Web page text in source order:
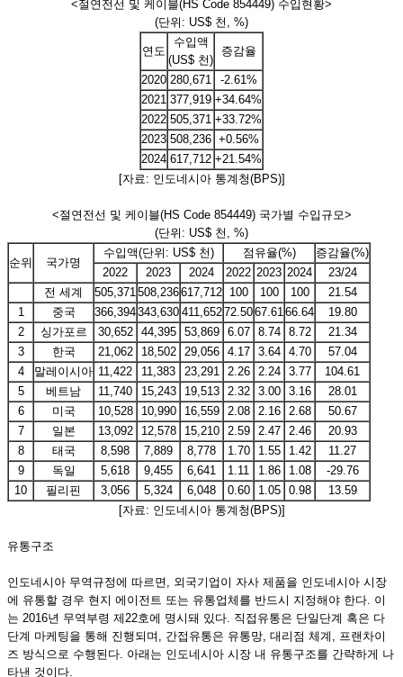
<절연전선 및 케이블(HS Code 854449) 수입현황>
(단위: US$ 천, %)
연도
수입액
(US$ 천)
증감율
2020 280,671
-2.61%
2021 377,919 +34.64%
2022 505,371 +33.72%
2023 508,236 +0.56%
2024 617,712 +21.54%
[자료: 인도네시아 통계청(BPS)]
<절연전선 및 케이블(HS Code 854449) 국가별 수입규모>
(단위: US$ 천, %)
순위 국가명
수입액(단위: US$ 천) 점유율(%)
증감율(%)
2022
2023 2024 2022 2023 2024
23/24
전 세계
505,371508,236617,712 100 100 100
21.54
1
중국 366,394343,630 411,65272.5067.6166.64
19.80
2
싱가포르 30,652 44,395 53,869 6.07 8.74 8.72
21.34
3
한국 21,062 18,502 29,056 4.17 3.64 4.70
57.04
4
말레이시아 11,422 11,383 23,291 2.26 2.24 3.77
104.61
5
베트남 11,740 15,243 19,513 2.32 3.00 3.16
28.01
6
미국 10,528 10,990 16,559 2.08 2.16 2.68
50.67
7
일본 13,092 12,578 15,210 2.59 2.47 2.46
20.93
8
태국 8,598 7,889 8,778 1.70 1.55 1.42
11.27
9
독일 5,618 9,455 6,641 1.11 1.86 1.08
-29.76
10
필리핀 3,056 5,324 6,048 0.60 1.05 0.98
13.59
[자료: 인도네시아 통계청(BPS)]
유통구조
인도네시아 무역규정에 따르면, 외국기업이 자사 제품을 인도네시아 시장
에 유통할 경우 현지 에이전트 또는 유통업체를 반드시 지정해야 한다. 이
는 2016년 무역부령 제22호에 명시돼 있다. 직접유통은 단일단계 혹은 다
단계 마케팅을 통해 진행되며, 간접유통은 유통망, 대리점 체계, 프랜차이
즈 방식으로 수행된다. 아래는 인도네시아 시장 내 유통구조를 간략하게 나
타낸 것이다.